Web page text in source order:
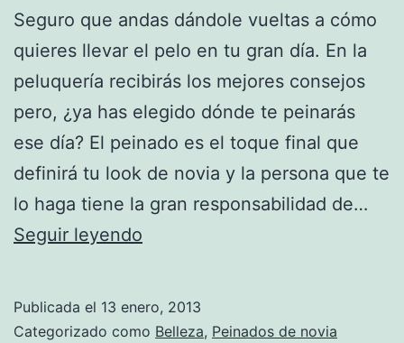
Seguro que andas dándole vueltas a cómo
quieres llevar el pelo en tu gran día. En la
peluquería recibirás los mejores consejos
pero, ¿ya has elegido dónde te peinarás
ese día? El peinado es el toque final que
definirá tu look de novia y la persona que te
lo haga tiene la gran responsabilidad de…
Seguir leyendo
peluquería
Publicada el 13 enero, 2013
Categorizado como Belleza, Peinados de novia